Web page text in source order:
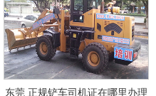
东莞 正规铲车司机证在哪里办理